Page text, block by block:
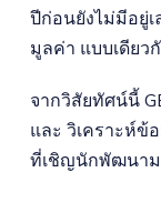
ปีก่อนยังไม่มีอยู่
มูลค่า แบบเดียว
จากวิสัยทัศน์นี้
และ วิเคราะห์ข้
ที่เชิญนักพัฒนาม